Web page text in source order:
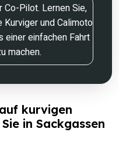
Pilot. Lernen Sie,
und Calimoto
einer einfachen Fahrt
machen.
kurvigen
in Sackgassen